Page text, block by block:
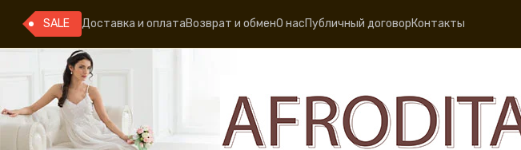
SALE Доставка и оплатаВозврат и обменО насПубличный договорКонтакты